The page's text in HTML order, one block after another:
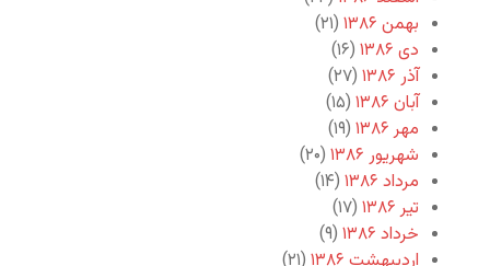
بهمن ۱۳۸۶
(۲۱)
دی ۱۳۸۶
(۱۶)
آذر ۱۳۸۶
(۲۷)
آبان ۱۳۸۶
(۱۵)
مهر ۱۳۸۶
(۱۹)
شهریور ۱۳۸۶
(۲۰)
مرداد ۱۳۸۶
(۱۴)
تیر ۱۳۸۶
(۱۷)
خرداد ۱۳۸۶
(۹)